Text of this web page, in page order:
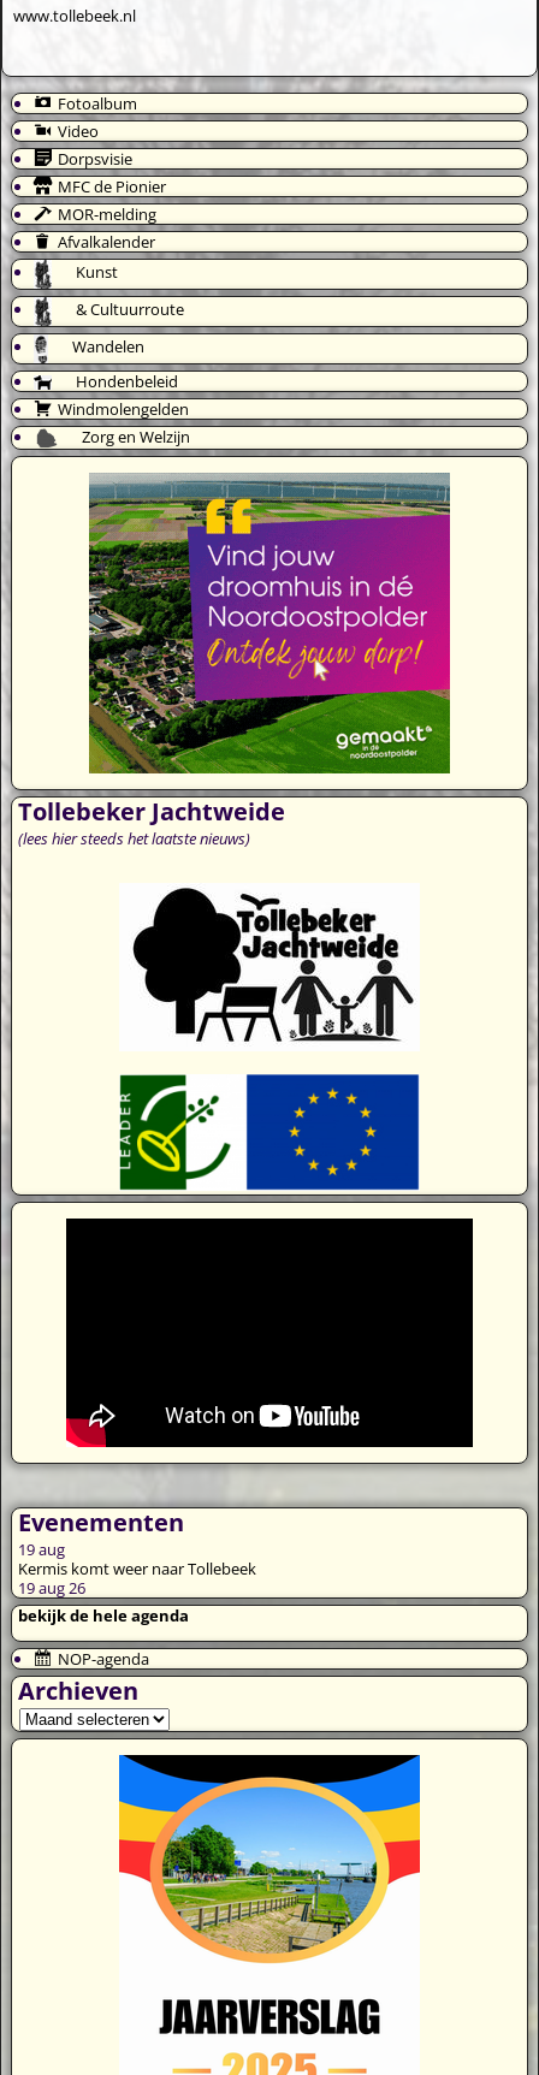
www.tollebeek.nl
Fotoalbum
Video
Dorpsvisie
MFC de Pionier
MOR-melding
Afvalkalender
Kunst
& Cultuurroute
Wandelen
Hondenbeleid
Windmolengelden
Zorg en Welzijn
Tollebeker Jachtweide
(lees hier steeds het laatste nieuws)
Evenementen
19aug
Kermis komt weer naar Tollebeek
19 aug 26
bekijk de hele agenda
NOP-agenda
Archieven